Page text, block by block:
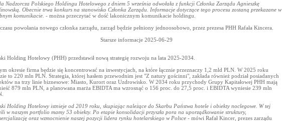
Nadzorcza Polskiego Holdingu Hotelowego z dniem 5 września odwołała z funkcji Członka Zarządu Agnieszkę
Obecnie trwa konkurs na stanowisko Członka Zarządu. Informacje dotyczące tego procesu zostaną przekazane w
komunikacie. - można przeczytać w dość lakonicznym komunikacie holdingu.
powołania nowego członka zarządu, zarząd będzie pełniony jednoosobowo, przez prezesa PHH Rafała Kincera.
Starsze informacje 2025-06-29
Holding Hotelowy (PHH) przedstawił nową strategię rozwoju na lata 2025-2034.
okresie firma będzie się koncentrować na inwestycjach, na które łącznie przeznaczy 1,2 mld PLN. W 2025 roku
to 220 mln PLN. Strategia, której hasłem przewodnim jest "Z natury gościnni", zakłada również podział posiadanych
na trzy linie biznesowe: Miasto, Kurort oraz Uzdrowisko. W 2034 roku przychody Grupy Kapitałowej PHH mają
879 mln PLN, a planowana marża EBIDTA ma wzrosnąć o 156 proc. do 27,5 proc. i EBIDTA wyniesie 239 mln
Holding Hotelowy istnieje od 2019 roku, skupiając należące do Skarbu Państwa hotele i obiekty noclegowe. W tej
w naszym portfolio mamy 53 obiekty. Po etapie konsolidacji przyszła pora na uporządkowanie struktury,
oraz wzmocnienie naszej pozycji lidera rynku hotelarskiego w Polsce- mówi Rafał Kincer, prezes zarządu